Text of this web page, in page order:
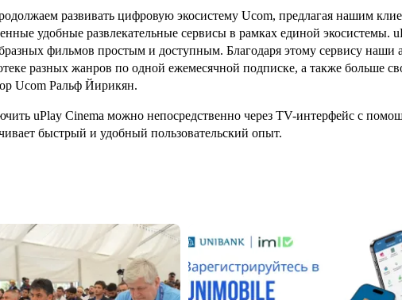
развивать цифровую экосистему Ucom, предлагая нашим
удобные развлекательные сервисы в рамках единой экосистемы.
фильмов простым и доступным. Благодаря этому сервису наши
разных жанров по одной ежемесячной подписке, а также больше
Ucom Ральф Йирикян.
uPlay Cinema можно непосредственно через TV-интерфейс с
быстрый и удобный пользовательский опыт.